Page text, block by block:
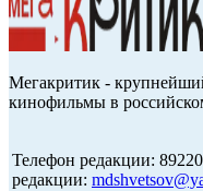
Мегакритик -
кинофильмы в
Телефон редакции:
редакции: